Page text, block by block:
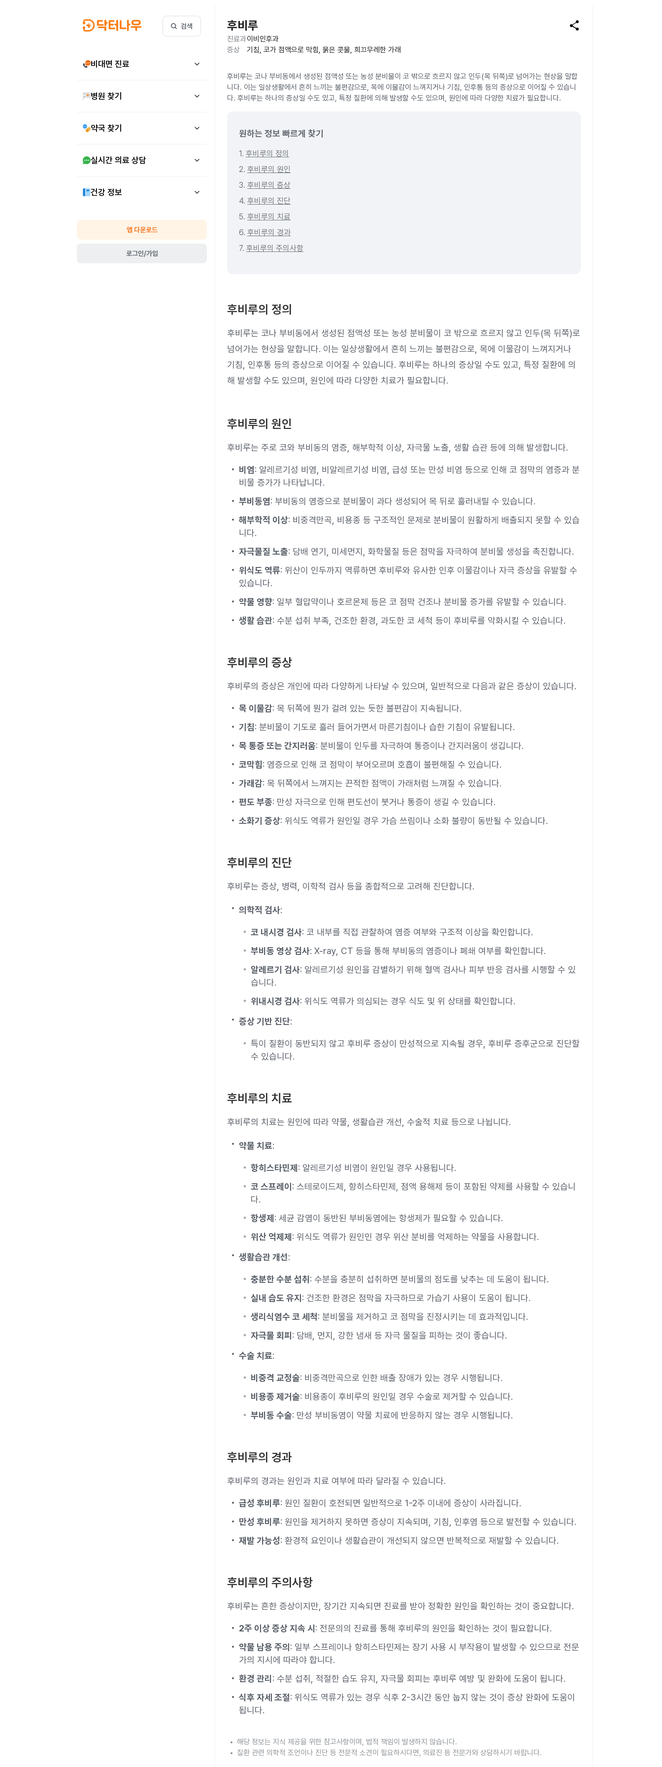
검색
비대면 진료
병원 찾기
약국 찾기
실시간 의료 상담
건강 정보
앱 다운로드
로그인/가입
후비루 share
진료과이비인후과
증상
기침, 코가 점액으로 막힘, 묽은 콧물, 희끄무레한 가래
후비루는 코나 부비동에서 생성된 점액성 또는 농성 분비물이 코 밖으로 흐르지 않고 인두(목 뒤쪽)로 넘어가는 현상을 말합
니다. 이는 일상생활에서 흔히 느끼는 불편감으로, 목에 이물감이 느껴지거나 기침, 인후통 등의 증상으로 이어질 수 있습니
다. 후비루는 하나의 증상일 수도 있고, 특정 질환에 의해 발생할 수도 있으며, 원인에 따라 다양한 치료가 필요합니다.
원하는 정보 빠르게 찾기
1. 후비루의 정의
2. 후비루의 원인
3. 후비루의 증상
4. 후비루의 진단
5. 후비루의 치료
6. 후비루의 경과
7. 후비루의 주의사항
후비루의 정의
후비루는 코나 부비동에서 생성된 점액성 또는 농성 분비물이 코 밖으로 흐르지 않고 인두(목 뒤쪽)로
넘어가는 현상을 말합니다. 이는 일상생활에서 흔히 느끼는 불편감으로, 목에 이물감이 느껴지거나
기침, 인후통 등의 증상으로 이어질 수 있습니다. 후비루는 하나의 증상일 수도 있고, 특정 질환에 의
해 발생할 수도 있으며, 원인에 따라 다양한 치료가 필요합니다.
후비루의 원인
후비루는 주로 코와 부비동의 염증, 해부학적 이상, 자극물 노출, 생활 습관 등에 의해 발생합니다.
비염: 알레르기성 비염, 비알레르기성 비염, 급성 또는 만성 비염 등으로 인해 코 점막의 염증과 분
비물 증가가 나타납니다.
부비동염: 부비동의 염증으로 분비물이 과다 생성되어 목 뒤로 흘러내릴 수 있습니다.
해부학적 이상: 비중격만곡, 비용종 등 구조적인 문제로 분비물이 원활하게 배출되지 못할 수 있습
니다.
자극물질 노출: 담배 연기, 미세먼지, 화학물질 등은 점막을 자극하여 분비물 생성을 촉진합니다.
위식도 역류: 위산이 인두까지 역류하면 후비루와 유사한 인후 이물감이나 자극 증상을 유발할 수
있습니다.
약물 영향: 일부 혈압약이나 호르몬제 등은 코 점막 건조나 분비물 증가를 유발할 수 있습니다.
생활 습관: 수분 섭취 부족, 건조한 환경, 과도한 코 세척 등이 후비루를 악화시킬 수 있습니다.
후비루의 증상
후비루의 증상은 개인에 따라 다양하게 나타날 수 있으며, 일반적으로 다음과 같은 증상이 있습니다.
목 이물감: 목 뒤쪽에 뭔가 걸려 있는 듯한 불편감이 지속됩니다.
기침: 분비물이 기도로 흘러 들어가면서 마른기침이나 습한 기침이 유발됩니다.
목 통증 또는 간지러움: 분비물이 인두를 자극하여 통증이나 간지러움이 생깁니다.
코막힘: 염증으로 인해 코 점막이 부어오르며 호흡이 불편해질 수 있습니다.
가래감: 목 뒤쪽에서 느껴지는 끈적한 점액이 가래처럼 느껴질 수 있습니다.
편도 부종: 만성 자극으로 인해 편도선이 붓거나 통증이 생길 수 있습니다.
소화기 증상: 위식도 역류가 원인일 경우 가슴 쓰림이나 소화 불량이 동반될 수 있습니다.
후비루의 진단
후비루는 증상, 병력, 이학적 검사 등을 종합적으로 고려해 진단합니다.
의학적 검사:
코 내시경 검사: 코 내부를 직접 관찰하여 염증 여부와 구조적 이상을 확인합니다.
부비동 영상 검사: X-ray, CT 등을 통해 부비동의 염증이나 폐쇄 여부를 확인합니다.
알레르기 검사: 알레르기성 원인을 감별하기 위해 혈액 검사나 피부 반응 검사를 시행할 수 있
습니다.
위내시경 검사: 위식도 역류가 의심되는 경우 식도 및 위 상태를 확인합니다.
증상 기반 진단:
특이 질환이 동반되지 않고 후비루 증상이 만성적으로 지속될 경우, 후비루 증후군으로 진단할
수 있습니다.
후비루의 치료
후비루의 치료는 원인에 따라 약물, 생활습관 개선, 수술적 치료 등으로 나뉩니다.
약물 치료:
항히스타민제 : 알레르기성 비염이 원인일 경우 사용됩니다.
코 스프레이 : 스테로이드제, 항히스타민제, 점액 용해제 등이 포함된 약제를 사용할 수 있습니
다.
항생제 : 세균 감염이 동반된 부비동염에는 항생제가 필요할 수 있습니다.
위산 억제제 : 위식도 역류가 원인인 경우 위산 분비를 억제하는 약물을 사용합니다.
생활습관 개선:
충분한 수분 섭취 : 수분을 충분히 섭취하면 분비물의 점도를 낮추는 데 도움이 됩니다.
실내 습도 유지 : 건조한 환경은 점막을 자극하므로 가습기 사용이 도움이 됩니다.
생리식염수 코 세척: 분비물을 제거하고 코 점막을 진정시키는 데 효과적입니다.
자극물 회피 : 담배, 먼지, 강한 냄새 등 자극 물질을 피하는 것이 좋습니다.
수술 치료:
비중격 교정술: 비중격만곡으로 인한 배출 장애가 있는 경우 시행됩니다.
비용종 제거술: 비용종이 후비루의 원인일 경우 수술로 제거할 수 있습니다.
부비동 수술: 만성 부비동염이 약물 치료에 반응하지 않는 경우 시행됩니다.
후비루의 경과
후비루의 경과는 원인과 치료 여부에 따라 달라질 수 있습니다.
급성 후비루: 원인 질환이 호전되면 일반적으로 1-2주 이내에 증상이 사라집니다.
만성 후비루: 원인을 제거하지 못하면 증상이 지속되며, 기침, 인후염 등으로 발전할 수 있습니다.
재발 가능성: 환경적 요인이나 생활습관이 개선되지 않으면 반복적으로 재발할 수 있습니다.
후비루의 주의사항
후비루는 흔한 증상이지만, 장기간 지속되면 진료를 받아 정확한 원인을 확인하는 것이 중요합니다.
2주 이상 증상 지속 시 : 전문의의 진료를 통해 후비루의 원인을 확인하는 것이 필요합니다.
약물 남용 주의 : 일부 스프레이나 항히스타민제는 장기 사용 시 부작용이 발생할 수 있으므로 전문
가의 지시에 따라야 합니다.
환경 관리 : 수분 섭취, 적절한 습도 유지, 자극물 회피는 후비루 예방 및 완화에 도움이 됩니다.
식후 자세 조절: 위식도 역류가 있는 경우 식후 2-3시간 동안 눕지 않는 것이 증상 완화에 도움이
됩니다.
해당 정보는 지식 제공을 위한 참고사항이며, 법적 책임이 발생하지 않습니다.
질환 관련 의학적 조언이나 진단 등 전문적 소견이 필요하시다면, 의료진 등 전문가와 상담하시기 바랍니다.